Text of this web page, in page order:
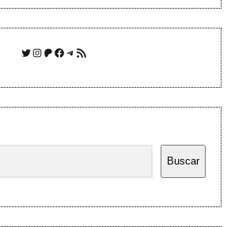
Twitter
Instagram
Patreon
Facebook
Telegram
Feed RSS
Buscar